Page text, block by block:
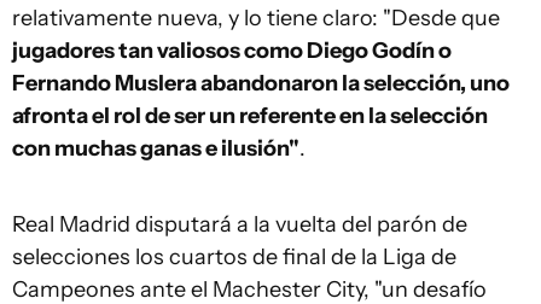
relativamente nueva, y lo tiene claro: "Desde que
jugadores tan valiosos como Diego Godín o
Fernando Muslera abandonaron la selección, uno
afronta el rol de ser un referente en la selección
con muchas ganas e ilusión".
Real Madrid disputará a la vuelta del parón de
selecciones los cuartos de final de la Liga de
Campeones ante el Machester City, "un desafío